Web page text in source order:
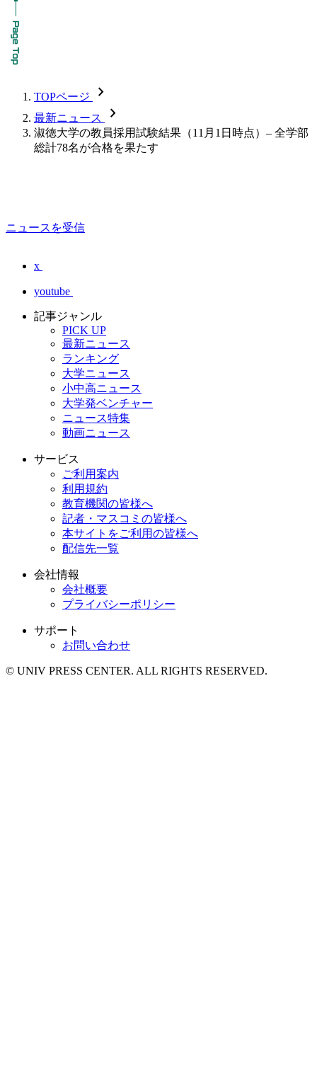
TOPページ chevron_forward
最新ニュース chevron_forward
淑徳大学の教員採用試験結果（11月1日時点）– 全学部
総計78名が合格を果たす
ニュースを受信
x
youtube
記事ジャンル
PICK UP
最新ニュース
ランキング
大学ニュース
小中高ニュース
大学発ベンチャー
ニュース特集
動画ニュース
サービス
ご利用案内
利用規約
教育機関の皆様へ
記者・マスコミの皆様へ
本サイトをご利用の皆様へ
配信先一覧
会社情報
会社概要
プライバシーポリシー
サポート
お問い合わせ
© UNIV PRESS CENTER. ALL RIGHTS RESERVED.